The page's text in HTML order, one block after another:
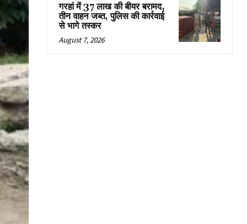
गरहां में 37 लाख की बीयर बरामद,
तीन वाहन जब्त, पुलिस की कार्रवाई
से भागे तस्कर
August 7, 2026